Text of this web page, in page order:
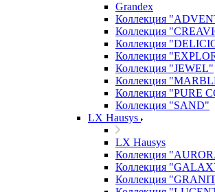
Grandex
Коллекция
Коллекция
Коллекция
Коллекция
Коллекция "JEWEL"
Коллекция
Коллекция "PURE
Коллекция "SAND"
LX Hausys
LX Hausys
Коллекция
Коллекция
Коллекция